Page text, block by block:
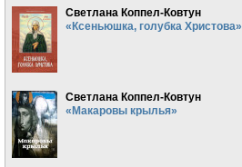
Светлана Коппел-Ковтун
«Ксеньюшка, голубка Христова»
Светлана Коппел-Ковтун
«Макаровы крылья»